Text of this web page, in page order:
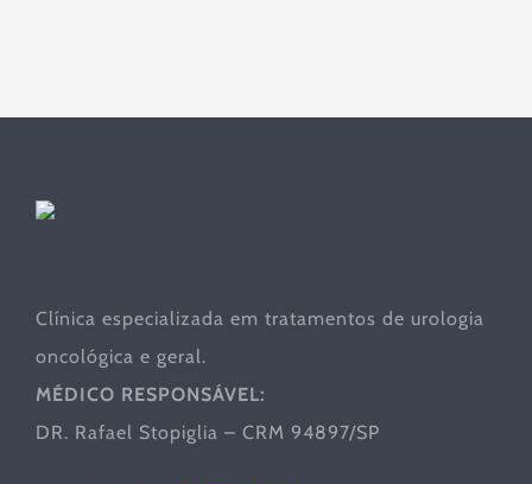
Clínica especializada em tratamentos de urologia
oncológica e geral.
MÉDICO RESPONSÁVEL:
DR. Rafael Stopiglia – CRM 94897/SP